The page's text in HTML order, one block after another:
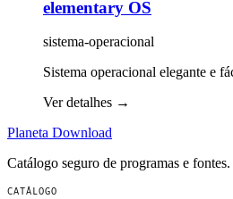
elementary OS
sistema-operacional
Sistema operacional elegante e
Ver detalhes →
Planeta Download
Catálogo seguro de programas e
CATÁLOGO